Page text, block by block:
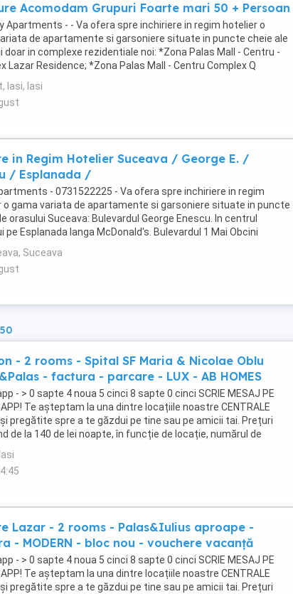
Acomodam Grupuri Foarte mari 50 + Persoan
Apartments - - Va ofera spre inchiriere in regim hotelier o
de apartamente si garsoniere situate in puncte cheie ale
doar in complexe rezidentiale noi: *Zona Palas Mall - Centru -
Lazar Residence; *Zona Palas Mall - Centru Complex Q
*Zona Palas Mall - ...
Iasi, Iasi
in Regim Hotelier Suceava / George E. /
/ Esplanada /
- 0731522225 - Va ofera spre inchiriere in regim
o gama variata de apartamente si garsoniere situate in puncte
orasului Suceava: Bulevardul George Enescu. In centrul
pe Esplanada langa McDonald's. Bulevardul 1 Mai Obcini
Ipotesti Pentru ...
Suceava
50
- 2 rooms - Spital SF Maria & Nicolae Oblu
- factura - parcare - LUX - AB HOMES
- > 0 sapte 4 noua 5 cinci 8 sapte 0 cinci SCRIE MESAJ PE
Te așteptam la una dintre locațiile noastre CENTRALE
pregătite spre a te găzdui pe tine sau pe amicii tai. Prețuri
de la 140 de lei noapte, în funcție de locație, numărul de
...
Lazar - 2 rooms - Palas&Iulius aproape -
- MODERN - bloc nou - vouchere vacanță
- > 0 sapte 4 noua 5 cinci 8 sapte 0 cinci SCRIE MESAJ PE
Te așteptam la una dintre locațiile noastre CENTRALE
pregătite spre a te găzdui pe tine sau pe amicii tai. Prețuri